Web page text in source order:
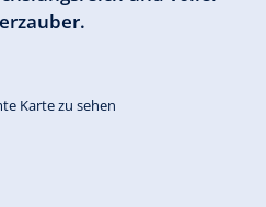
Karte zu sehen